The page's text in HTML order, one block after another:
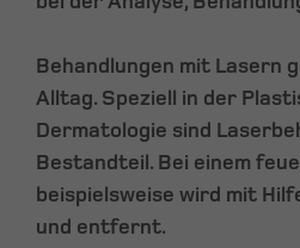
Behandlungen mit Lasern
Alltag. Speziell in der
Dermatologie sind
Bestandteil. Bei einem
beispielsweise wird mit
und entfernt.